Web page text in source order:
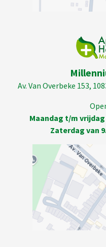
Av. Van Overbeke 153,
Maandag t/m vrijdag
Zaterdag van